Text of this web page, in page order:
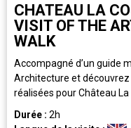
CHATEAU LA
VISIT OF THE
WALK
Accompagné d’un guide
Architecture et
réalisées pour Château La
Durée : 2h